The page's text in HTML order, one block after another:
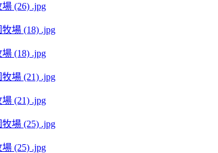
(26) .jpg
(18) .jpg
(21) .jpg
(25) .jpg